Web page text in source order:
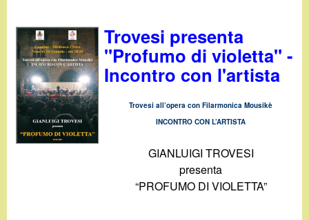
Trovesi presenta
"Profumo di violetta" -
Incontro con l'artista
Trovesi all’opera con Filarmonica Mousikè
INCONTRO CON L’ARTISTA
GIANLUIGI TROVESI
presenta
“PROFUMO DI VIOLETTA”